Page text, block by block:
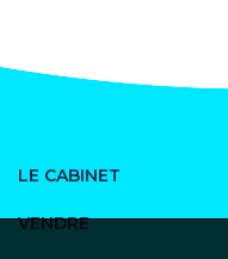
LE CABINET
VENDRE